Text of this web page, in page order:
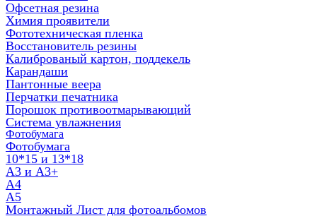
Офсетная резина
Химия проявители
Фототехническая пленка
Восстановитель резины
Калиброваный картон, поддекель
Карандаши
Пантонные веера
Перчатки печатника
Порошок противоотмарывающий
Система увлажнения
Фотобумага
Фотобумага
10*15 и 13*18
A3 и А3+
А4
А5
Монтажный Лист для фотоальбомов